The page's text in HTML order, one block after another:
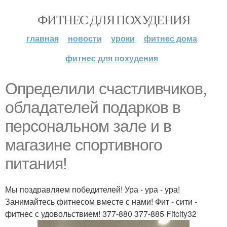
ФИТНЕС ДЛЯ ПОХУДЕНИЯ
главная новости уроки
фитнес дома
фитнес для похудения
Определили счастливчиков,
обладателей подарков в
персональном зале и в
магазине спортивного
питания!
Мы поздравляем победителей! Ура - ура - ура!
Занимайтесь фитнесом вместе с нами! Фит - сити -
фитнес с удовольствием! 377-880 377-885 Fitcity32